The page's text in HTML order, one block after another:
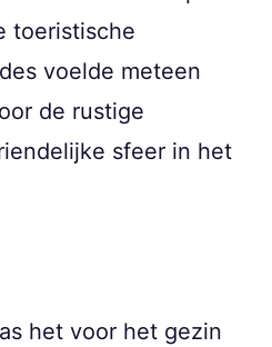
toeristische
voelde meteen
de rustige
sfeer in het
het voor het gezin